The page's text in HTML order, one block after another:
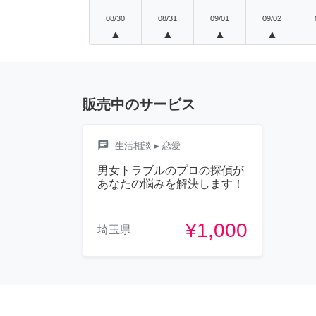
08/30
▲
08/31
▲
09/01
▲
09/02
▲
販売中のサービス
chat 生活相談 ▸ 恋愛
男女トラブルのプロの探偵が
あなたの悩みを解決します！
埼玉県 ¥1,000